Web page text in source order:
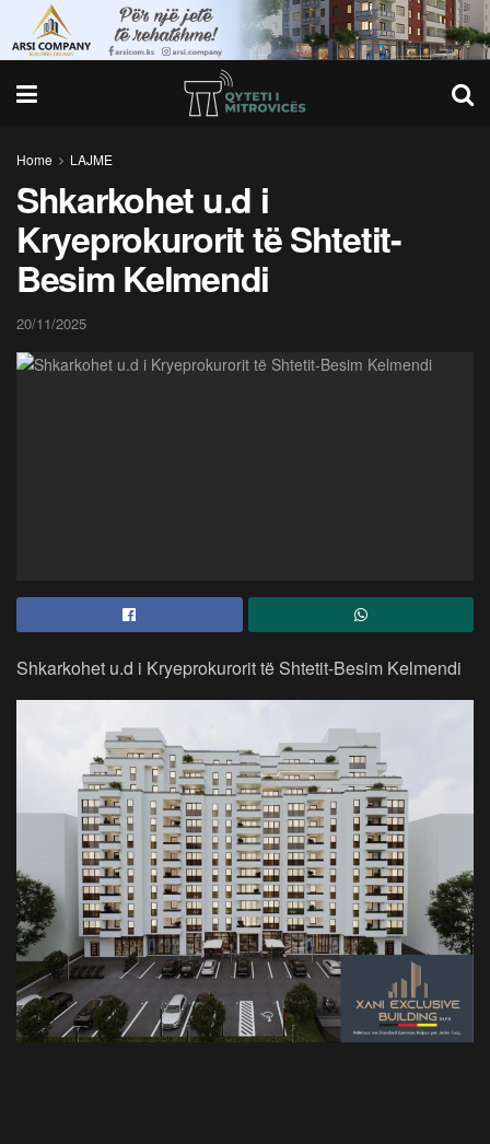
Home LAJME
Shkarkohet u.d i
Kryeprokurorit të Shtetit-
Besim Kelmendi
20/11/2025
Shkarkohet u.d i Kryeprokurorit të Shtetit-Besim Kelmendi